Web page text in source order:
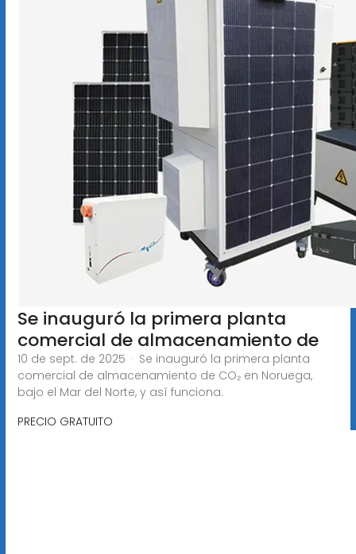
Se inauguró la primera planta
comercial de almacenamiento de
10 de sept. de 2025 · Se inauguró la primera planta
comercial de almacenamiento de CO₂ en Noruega,
bajo el Mar del Norte, y así funciona.
PRECIO GRATUITO